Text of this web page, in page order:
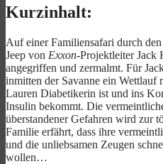
Kurzinhalt:
Auf einer Familiensafari durch den
Jeep von Exxon-Projektleiter Jack
angegriffen und zermalmt. Für
inmitten der Savanne ein Wettlauf
Lauren Diabetikerin ist und ins
Insulin bekommt. Die
überstandener Gefahren wird zur
Familie erfährt, dass ihre
und die unliebsamen Zeugen
wollen…